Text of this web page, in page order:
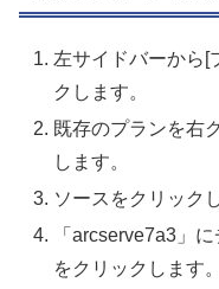
左サイドバーから[
クします。
既存のプランを右
します。
ソースをクリック
「arcserve7a3」
をクリックします。